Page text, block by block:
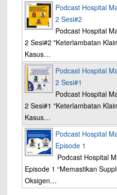
Podcast Hospital
2 Sesi#2
Podcast Hospital
2 Sesi#2 "Keterlambatan
Kasus…
Podcast Hospital
2 Sesi#1
Podcast Hospital
2 Sesi#1 "Keterlambatan
Kasus…
Podcast Hospital
Episode 1
Podcast Hospital
Episode 1 “Memastikan
Oksigen…